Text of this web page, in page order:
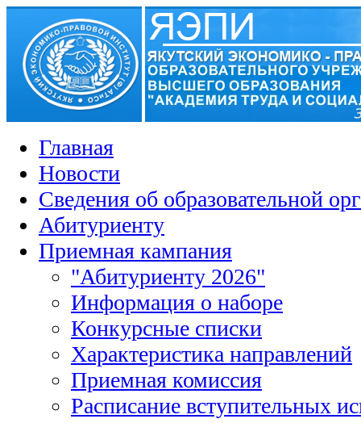
Главная
Новости
Сведения об образовательной
Абитуриенту
Приемная кампания
"Абитуриенту 2026"
Информация о наборе
Конкурсные списки
Характеристика направлений
Приемная комиссия
Расписание вступительных